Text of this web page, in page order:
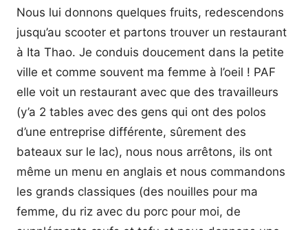
Nous lui donnons quelques fruits, redescendons
jusqu’au scooter et partons trouver un restaurant
à Ita Thao. Je conduis doucement dans la petite
ville et comme souvent ma femme à l’oeil ! PAF
elle voit un restaurant avec que des travailleurs
(y’a 2 tables avec des gens qui ont des polos
d’une entreprise différente, sûrement des
bateaux sur le lac), nous nous arrêtons, ils ont
même un menu en anglais et nous commandons
les grands classiques (des nouilles pour ma
femme, du riz avec du porc pour moi, de